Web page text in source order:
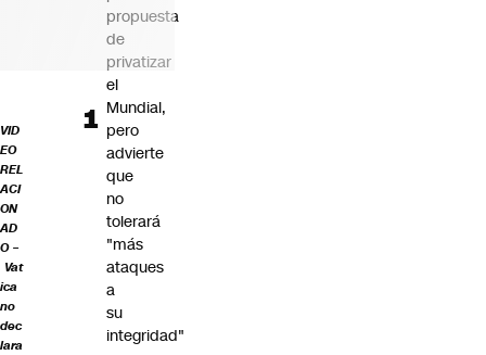
VID
EO
REL
ACI
ON
AD
O –
Vat
ica
no
dec
lara
propuesta
de
privatizar
el
Mundial,
pero
advierte
que
no
tolerará
"más
ataques
a
su
integridad"